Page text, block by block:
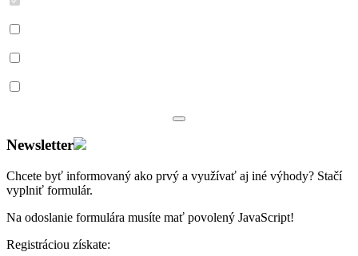
Newsletter
Chcete byť informovaný ako prvý a využívať aj iné výhody? Stačí
vyplniť formulár.
Na odoslanie formulára musíte mať povolený JavaScript!
Registráciou získate: